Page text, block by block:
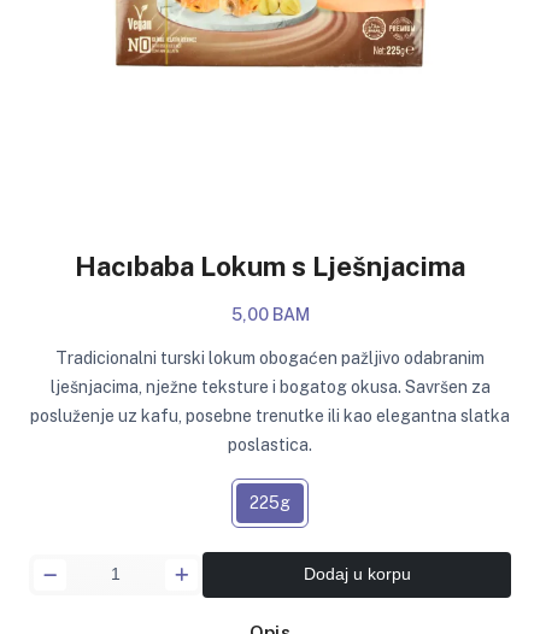
Hacıbaba Lokum s Lješnjacima
5,00 BAM
Tradicionalni turski lokum obogaćen pažljivo odabranim
lješnjacima, nježne teksture i bogatog okusa. Savršen za
posluženje uz kafu, posebne trenutke ili kao elegantna slatka
poslastica.
225g
Dodaj u korpu